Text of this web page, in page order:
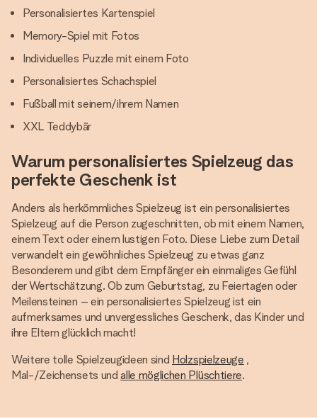
Personalisiertes Kartenspiel
Memory-Spiel mit Fotos
Individuelles Puzzle mit einem Foto
Personalisiertes Schachspiel
Fußball mit seinem/ihrem Namen
XXL Teddybär
Warum personalisiertes Spielzeug das
perfekte Geschenk ist
Anders als herkömmliches Spielzeug ist ein personalisiertes
Spielzeug auf die Person zugeschnitten, ob mit einem Namen,
einem Text oder einem lustigen Foto. Diese Liebe zum Detail
verwandelt ein gewöhnliches Spielzeug zu etwas ganz
Besonderem und gibt dem Empfänger ein einmaliges Gefühl
der Wertschätzung. Ob zum Geburtstag, zu Feiertagen oder
Meilensteinen – ein personalisiertes Spielzeug ist ein
aufmerksames und unvergessliches Geschenk, das Kinder und
ihre Eltern glücklich macht!
Weitere tolle Spielzeugideen sind Holzspielzeuge ,
Mal-/Zeichensets undalle möglichen Plüschtiere.